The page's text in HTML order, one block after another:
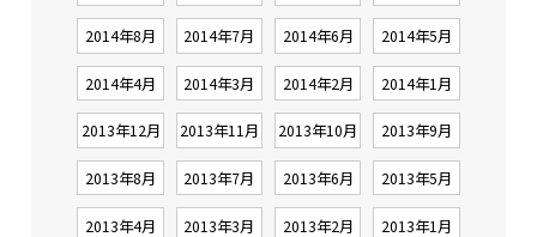
2014年8月 2014年7月 2014年6月 2014年5月
2014年4月 2014年3月 2014年2月 2014年1月
2013年12月 2013年11月 2013年10月 2013年9月
2013年8月 2013年7月 2013年6月 2013年5月
2013年4月 2013年3月 2013年2月 2013年1月